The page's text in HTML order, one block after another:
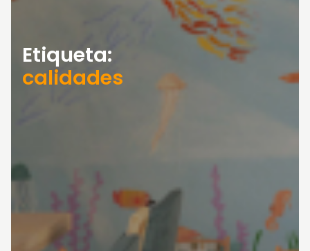
Etiqueta:
calidades